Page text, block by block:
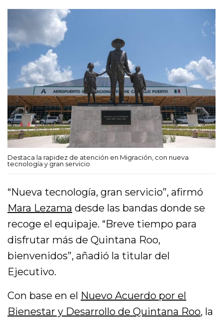
Destaca la rapidez de atención en Migración, con nueva
tecnología y gran servicio
“Nueva tecnología, gran servicio”, afirmó
Mara Lezama desde las bandas donde se
recoge el equipaje. “Breve tiempo para
disfrutar más de Quintana Roo,
bienvenidos”, añadió la titular del
Ejecutivo.
Con base en el Nuevo Acuerdo por el
Bienestar y Desarrollo de Quintana Roo, la